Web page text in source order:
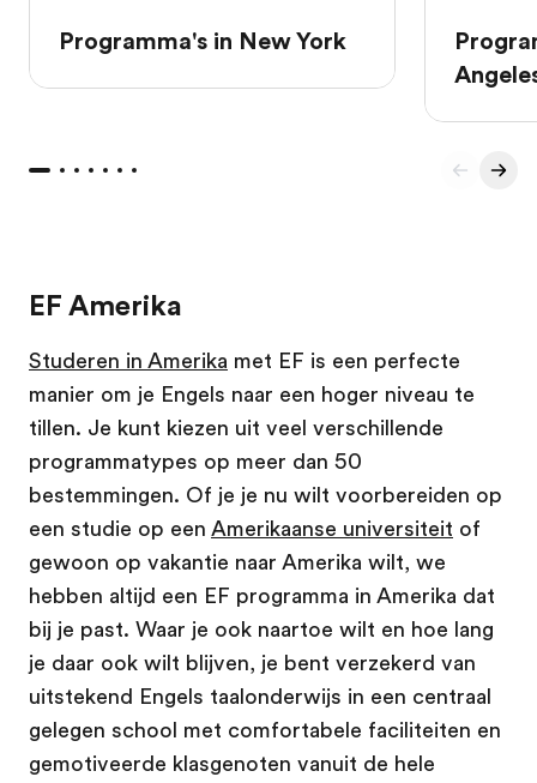
Programma's in New York
EF Amerika
Studeren in Amerika met EF is een perfecte
manier om je Engels naar een hoger niveau te
tillen. Je kunt kiezen uit veel verschillende
programmatypes op meer dan 50
bestemmingen. Of je je nu wilt voorbereiden op
een studie op een Amerikaanse universiteit of
gewoon op vakantie naar Amerika wilt, we
hebben altijd een EF programma in Amerika dat
bij je past. Waar je ook naartoe wilt en hoe lang
je daar ook wilt blijven, je bent verzekerd van
uitstekend Engels taalonderwijs in een centraal
gelegen school met comfortabele faciliteiten en
gemotiveerde klasgenoten vanuit de hele